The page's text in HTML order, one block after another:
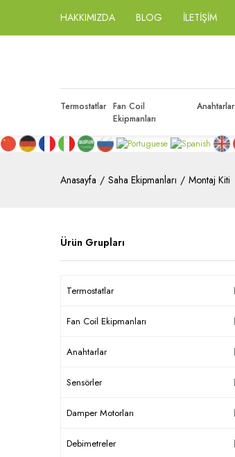
HAKKIMIZDA BLOG İLETİŞİM
Termostatlar Fan Coil
Ekipmanları
Anahtarlar
Anasayfa Saha Ekipmanları Montaj Kiti
Ürün Grupları
Termostatlar
Fan Coil Ekipmanları
Anahtarlar
Sensörler
Damper Motorları
Debimetreler